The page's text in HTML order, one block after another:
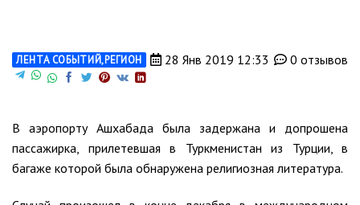
ЛЕНТА СОБЫТИЙ,РЕГИОН 28 Янв 2019 12:33 0 отзывов
В аэропорту Ашхабада была задержана и допрошена
пассажирка, прилетевшая в Туркменистан из Турции, в
багаже которой была обнаружена религиозная литература.